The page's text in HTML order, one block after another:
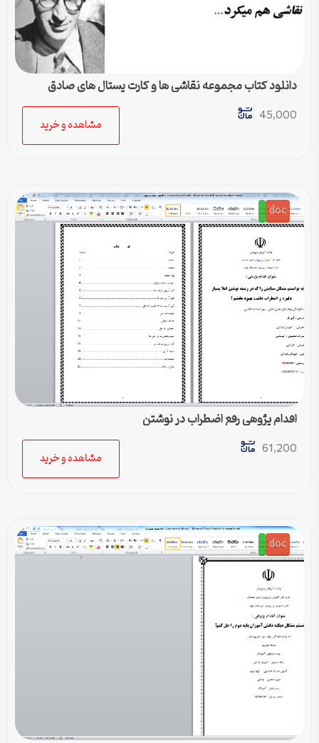
دانلود کتاب مجموعه نقاشی ها و کارت پستال های صادق
هدایت
45,000
مشاهده و خرید
doc
اقدام پژوهی رفع اضطراب در نوشتن
61,200
مشاهده و خرید
doc